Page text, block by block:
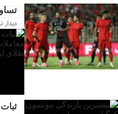
۰۱ شهریور ۱۴۰۳
تساوی